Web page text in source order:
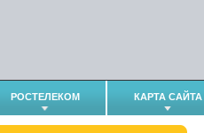
РОСТЕЛЕКОМ КАРТА САЙТА